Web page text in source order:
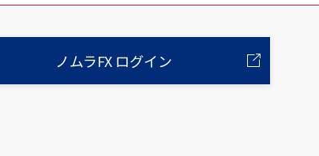
ノムラFX ログイン